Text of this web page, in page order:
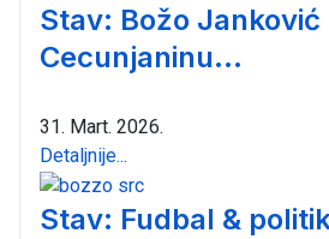
Stav: Božo
Cecunjaninu...
31. Mart. 2026.
Detaljnije...
Stav: Fudbal &